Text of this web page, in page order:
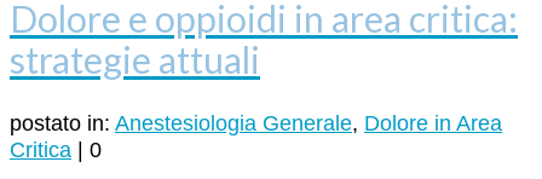
Dolore e oppioidi in area critica:
strategie attuali
postato in: Anestesiologia Generale, Dolore in Area
Critica | 0